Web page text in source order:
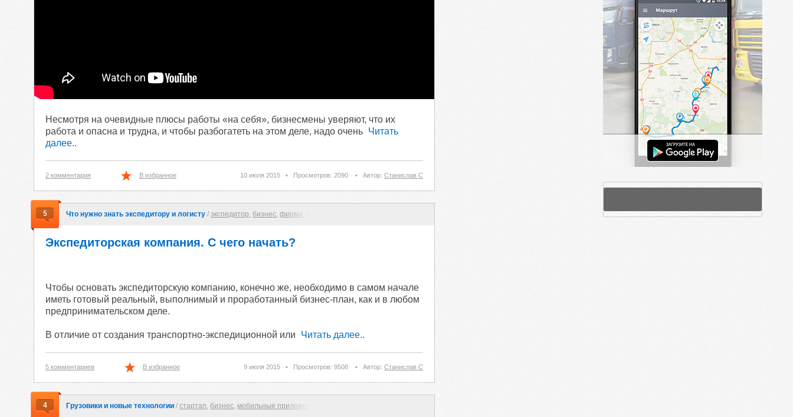
Несмотря на очевидные плюсы работы «на себя», бизнесмены уверяют, что их
работа и опасна и трудна, и чтобы разбогатеть на этом деле, надо очень Читать
далее..
2 комментария В избранное 10 июля 2015 • Просмотров: 2090 • Автор: Станислав С
5 Что нужно знать экспедитору и логисту / экспедитор, бизнес, фирма
Экспедиторская компания. С чего начать?
Чтобы основать экспедиторскую компанию, конечно же, необходимо в самом начале
иметь готовый реальный, выполнимый и проработанный бизнес-план, как и в любом
предпринимательском деле.
В отличие от создания транспортно-экспедиционной или Читать далее..
5 комментариев В избранное 9 июля 2015 • Просмотров: 9508 • Автор: Станислав С
4 Грузовики и новые технологии / стартап, бизнес, мобильные приложения